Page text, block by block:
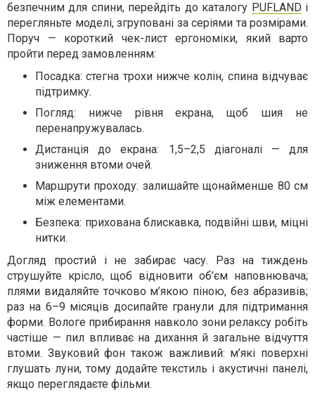
безпечним для спини, перейдіть до каталогу PUFLAND і
перегляньте моделі, згруповані за серіями та розмірами.
Поруч — короткий чек-лист ергономіки, який варто
пройти перед замовленням:
Посадка: стегна трохи нижче колін, спина відчуває
підтримку.
Погляд: нижче рівня екрана, щоб шия не
перенапружувалась.
Дистанція до екрана: 1,5–2,5 діагоналі — для
зниження втоми очей.
Маршрути проходу: залишайте щонайменше 80 см
між елементами.
Безпека: прихована блискавка, подвійні шви, міцні
нитки.
Догляд простий і не забирає часу. Раз на тиждень
струшуйте крісло, щоб відновити об’єм наповнювача;
плями видаляйте точково м’якою піною, без абразивів;
раз на 6–9 місяців досипайте гранули для підтримання
форми. Вологе прибирання навколо зони релаксу робіть
частіше — пил впливає на дихання й загальне відчуття
втоми. Звуковий фон також важливий: м’які поверхні
глушать луни, тому додайте текстиль і акустичні панелі,
якщо переглядаєте фільми.